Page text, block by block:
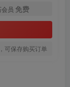
员 免费
可保存购买订单